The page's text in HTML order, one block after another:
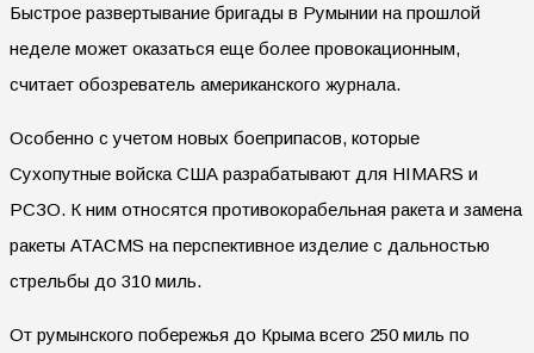
Быстрое развертывание бригады в Румынии на прошлой
неделе может оказаться еще более провокационным,
считает обозреватель американского журнала.
Особенно с учетом новых боеприпасов, которые
Сухопутные войска США разрабатывают для HIMARS и
РСЗО. К ним относятся противокорабельная ракета и замена
ракеты ATACMS на перспективное изделие с дальностью
стрельбы до 310 миль.
От румынского побережья до Крыма всего 250 миль по